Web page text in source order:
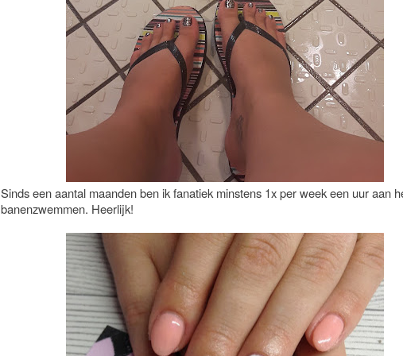
Sinds een aantal maanden ben ik fanatiek minstens 1x per week een uur aan
banenzwemmen. Heerlijk!